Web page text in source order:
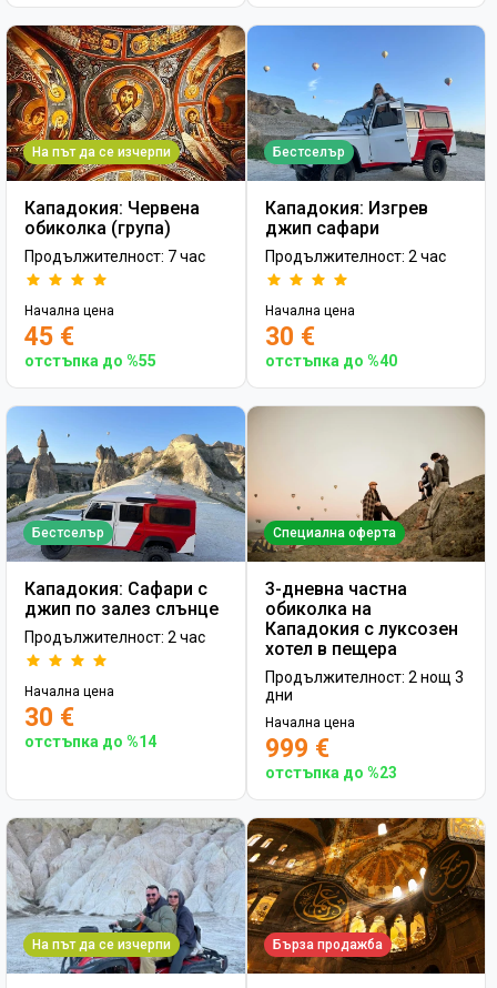
На път да се изчерпи
Кападокия: Червена
обиколка (група)
Продължителност: 7 час
Начална цена
45 €
отстъпка до %55
Бестселър
Кападокия: Изгрев
джип сафари
Продължителност: 2 час
Начална цена
30 €
отстъпка до %40
Бестселър
Кападокия: Сафари с
джип по залез слънце
Продължителност: 2 час
Начална цена
30 €
отстъпка до %14
Специална оферта
3-дневна частна
обиколка на
Кападокия с луксозен
хотел в пещера
Продължителност: 2 нощ 3
дни
Начална цена
999 €
отстъпка до %23
На път да се изчерпи Бърза продажба